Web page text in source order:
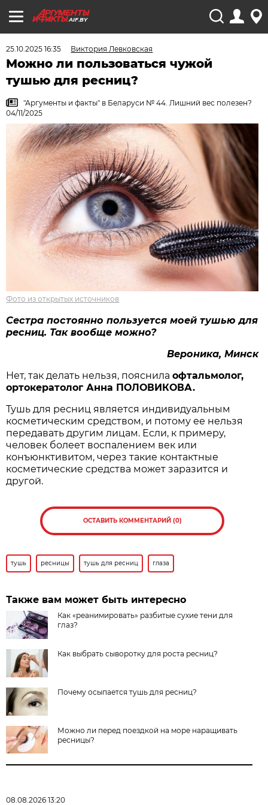
AIF.BY
25.10.2025 16:35 Виктория Левковская
Можно ли пользоваться чужой
тушью для ресниц?
"Аргументы и факты" в Беларуси № 44. Лишний вес полезен?
04/11/2025
Фото из открытых источников
Сестра постоянно пользуется моей тушью для
ресниц. Так вообще можно?
Вероника, Минск
Нет, так делать нельзя, пояснилаофтальмолог,
ортокератолог Анна ПОЛОВИКОВА.
Тушь для ресниц является индивидуальным
косметическим средством, и потому ее нельзя
передавать другим лицам. Если, к примеру,
человек болеет воспалением век или
конъюнктивитом, через такие контактные
косметические средства может заразится и
другой.
ОСТАВИТЬ КОММЕНТАРИЙ (0)
тушь ресницы тушь для ресниц глаза
Также вам может быть интересно
Как «реанимировать» разбитые сухие тени для
глаз?
Как выбрать сыворотку для роста ресниц?
Почему осыпается тушь для ресниц?
Можно ли перед поездкой на море наращивать
ресницы?
08.08.2026 13:20